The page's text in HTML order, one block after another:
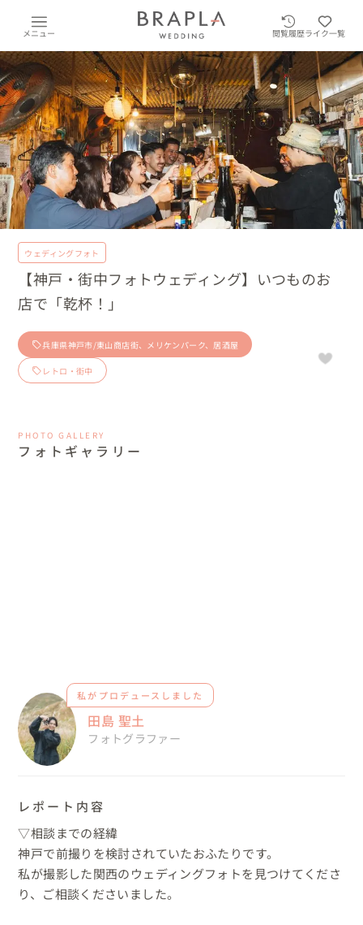
メニュー 閲覧履歴ライク一覧
ウェディングフォト
【神戸・街中フォトウェディング】いつものお
店で「乾杯！」
兵庫県神戸市/東山商店街、メリケンパーク、居酒屋
レトロ・街中
PHOTO GALLERY
フォトギャラリー
私がプロデュースしました
田島 聖土
フォトグラファー
レポート内容
▽相談までの経緯
神戸で前撮りを検討されていたおふたりです。
私が撮影した関西のウェディングフォトを見つけてくださ
り、ご相談くださいました。